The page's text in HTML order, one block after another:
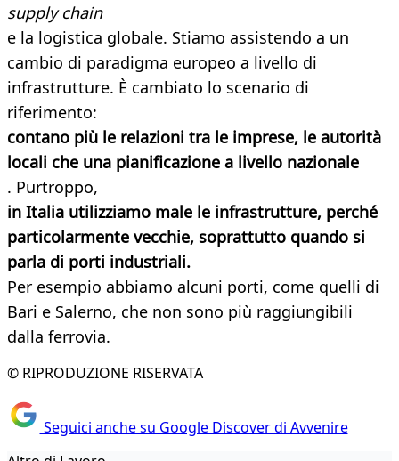
supply chain
e la logistica globale. Stiamo assistendo a un
cambio di paradigma europeo a livello di
infrastrutture. È cambiato lo scenario di
riferimento:
contano più le relazioni tra le imprese, le autorità
locali che una pianificazione a livello nazionale
. Purtroppo,
in Italia utilizziamo male le infrastrutture, perché
particolarmente vecchie, soprattutto quando si
parla di porti industriali.
Per esempio abbiamo alcuni porti, come quelli di
Bari e Salerno, che non sono più raggiungibili
dalla ferrovia.
© RIPRODUZIONE RISERVATA
Seguici anche su Google Discover di Avvenire